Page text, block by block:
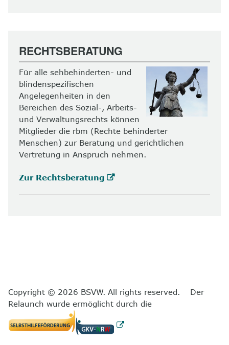
RECHTSBERATUNG
Für alle sehbehinderten- und
blindenspezifischen
Angelegenheiten in den
Bereichen des Sozial-, Arbeits-
und Verwaltungsrechts können
Mitglieder die rbm (Rechte behinderter
Menschen) zur Beratung und gerichtlichen
Vertretung in Anspruch nehmen.
Zur Rechtsberatung
Copyright © 2026 BSVW. All rights reserved. Der
Relaunch wurde ermöglicht durch die